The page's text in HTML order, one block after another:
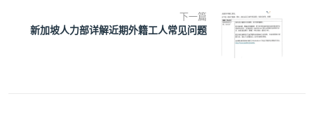
下一篇
新加坡人力部详解近期外籍工人常见问题